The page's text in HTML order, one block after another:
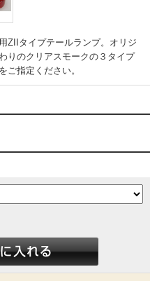
ZIIタイプテールランプ。オリジ
りのクリアスモークの３タイプ
ご指定ください。